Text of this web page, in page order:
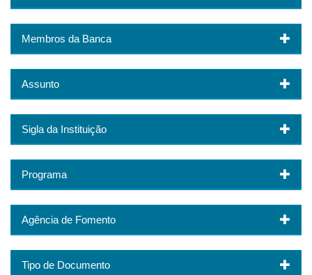
Membros da Banca
Assunto
Sigla da Instituição
Programa
Agência de Fomento
Tipo de Documento